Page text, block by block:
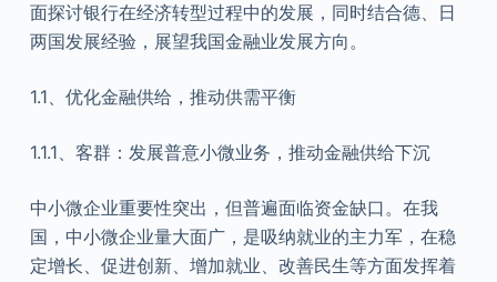
面探讨银行在经济转型过程中的发展，同时结合德、日
两国发展经验，展望我国金融业发展方向。
1.1、优化金融供给，推动供需平衡
1.1.1、客群：发展普意小微业务，推动金融供给下沉
中小微企业重要性突出，但普遍面临资金缺口。在我
国，中小微企业量大面广，是吸纳就业的主力军，在稳
定增长、促进创新、增加就业、改善民生等方面发挥着